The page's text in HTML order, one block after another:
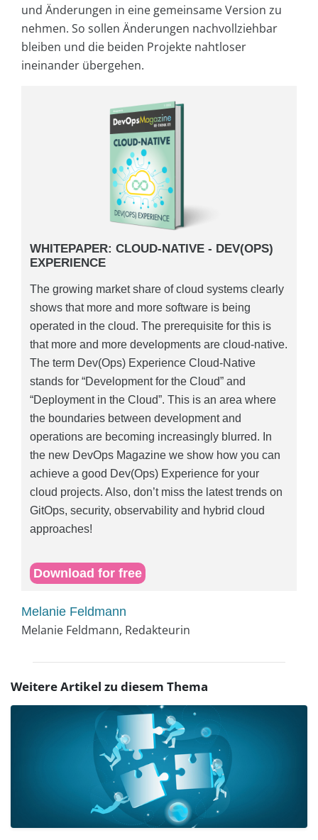
und Änderungen in eine gemeinsame Version zu
nehmen. So sollen Änderungen nachvollziehbar
bleiben und die beiden Projekte nahtloser
ineinander übergehen.
WHITEPAPER: CLOUD-NATIVE - DEV(OPS)
EXPERIENCE
The growing market share of cloud systems clearly
shows that more and more software is being
operated in the cloud. The prerequisite for this is
that more and more developments are cloud-native.
The term Dev(Ops) Experience Cloud-Native
stands for “Development for the Cloud” and
“Deployment in the Cloud”. This is an area where
the boundaries between development and
operations are becoming increasingly blurred. In
the new DevOps Magazine we show how you can
achieve a good Dev(Ops) Experience for your
cloud projects. Also, don’t miss the latest trends on
GitOps, security, observability and hybrid cloud
approaches!
Download for free
Melanie Feldmann
Melanie Feldmann, Redakteurin
Weitere Artikel zu diesem Thema